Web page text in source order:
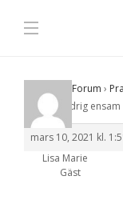
Forum ›
Svar till: Aldrig
mars 10, 2021 kl.
Lisa Marie
Gäst